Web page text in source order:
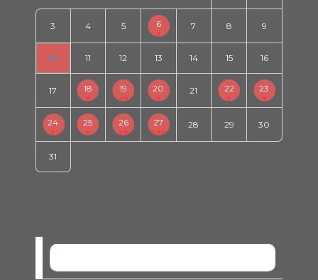
3 4 5 6 7 8 9
10 11 12 13 14 15 16
17 18 19 20 21 22 23
24 25 26 27 28 29 30
31